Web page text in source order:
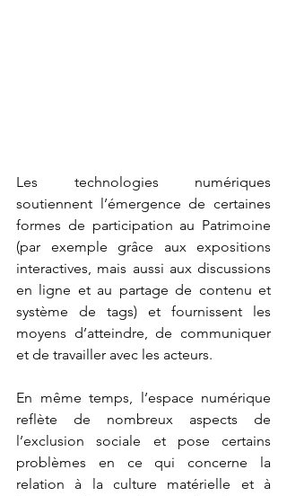
Les technologies numériques
soutiennent l’émergence de certaines
formes de participation au Patrimoine
(par exemple grâce aux expositions
interactives, mais aussi aux discussions
en ligne et au partage de contenu et
système de tags) et fournissent les
moyens d’atteindre, de communiquer
et de travailler avec les acteurs.
En même temps, l’espace numérique
reflète de nombreux aspects de
l’exclusion sociale et pose certains
problèmes en ce qui concerne la
relation à la culture matérielle et à